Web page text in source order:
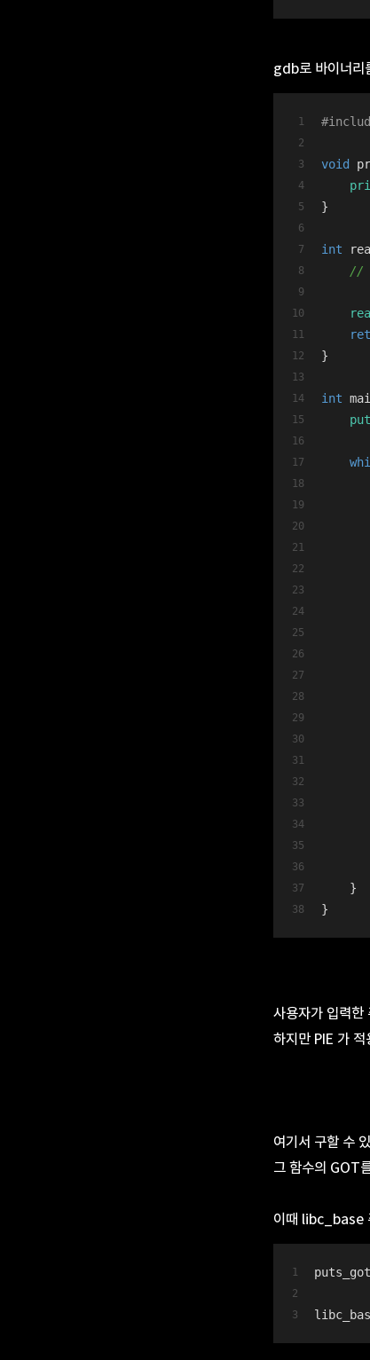
gdb로 바이너리
#
void
}
int
//
}
int
    }
}
사용자가 입력한
하지만 PIE 가
여기서 구할 수
그 함수의 GOT
이때 libc_base